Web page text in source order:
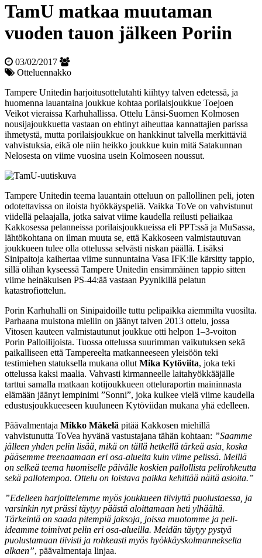
TamU matkaa muutaman
vuoden tauon jälkeen Poriin
03/02/2017
Otteluennakko
Tampere Unitedin harjoitusottelutahti kiihtyy talven edetessä, ja
huomenna lauantaina joukkue kohtaa porilaisjoukkue Toejoen
Veikot vieraissa Karhuhallissa. Ottelu Länsi-Suomen Kolmosen
nousijajoukkuetta vastaan on ehtinyt aiheuttaa kannattajien parissa
ihmetystä, mutta porilaisjoukkue on hankkinut talvella merkittäviä
vahvistuksia, eikä ole niin heikko joukkue kuin mitä Satakunnan
Nelosesta on viime vuosina usein Kolmoseen noussut.
Tampere Unitedin teema lauantain otteluun on pallollinen peli, joten
odotettavissa on iloista hyökkäyspeliä. Vaikka ToVe on vahvistunut
viidellä pelaajalla, jotka saivat viime kaudella reilusti peliaikaa
Kakkosessa pelanneissa porilaisjoukkueissa eli PPT:ssä ja MuSassa,
lähtökohtana on ilman muuta se, että Kakkoseen valmistautuvan
joukkueen tulee olla ottelussa selvästi niskan päällä. Lisäksi
Sinipaitoja kaihertaa viime sunnuntaina Vasa IFK:lle kärsitty tappio,
sillä olihan kyseessä Tampere Unitedin ensimmäinen tappio sitten
viime heinäkuisen PS-44:ää vastaan Pyynikillä pelatun
katastrofiottelun.
Porin Karhuhalli on Sinipaidoille tuttu pelipaikka aiemmilta vuosilta.
Parhaana muistona mieliin on jäänyt talven 2013 ottelu, jossa
Vitosen kauteen valmistautunut joukkue otti helpon 1–3-voiton
Porin Palloilijoista. Tuossa ottelussa suurimman vaikutuksen sekä
paikalliseen että Tampereelta matkanneeseen yleisöön teki
testimiehen statuksella mukana ollut Mika Kytöviita, joka teki
ottelussa kaksi maalia. Vahvasti kirmanneelle laitahyökkääjälle
tarttui samalla matkaan kotijoukkueen otteluraportin maininnasta
elämään jäänyt lempinimi ”Sonni”, joka kulkee vielä viime kaudella
edustusjoukkueeseen kuuluneen Kytöviidan mukana yhä edelleen.
Päävalmentaja Mikko Mäkelä pitää Kakkosen miehillä
vahvistunutta ToVea hyvänä vastustajana tähän kohtaan: ”Saamme
jälleen yhden pelin lisää, mikä on tällä hetkellä tärkeä asia, koska
pääsemme treenaamaan eri osa-alueita kuin viime pelissä. Meillä
on selkeä teema huomiselle päivälle koskien pallollista pelirohkeutta
sekä pallotempoa. Ottelu on loistava paikka kehittää näitä asioita.”
”Edelleen harjoittelemme myös joukkueen tiiviyttä puolustaessa, ja
varsinkin nyt prässi täytyy päästä aloittamaan heti ylhäältä.
Tärkeintä on saada pitempiä jaksoja, joissa muotomme ja peli-
ideamme toimivat pelin eri osa-alueilla. Meidän täytyy pystyä
puolustamaan tiivisti ja rohkeasti myös hyökkäyskolmannekselta
alkaen”, päävalmentaja linjaa.